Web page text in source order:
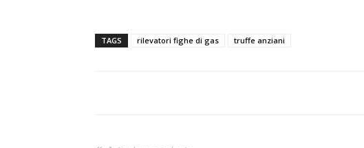
TAGS rilevatori fighe di gas truffe anziani